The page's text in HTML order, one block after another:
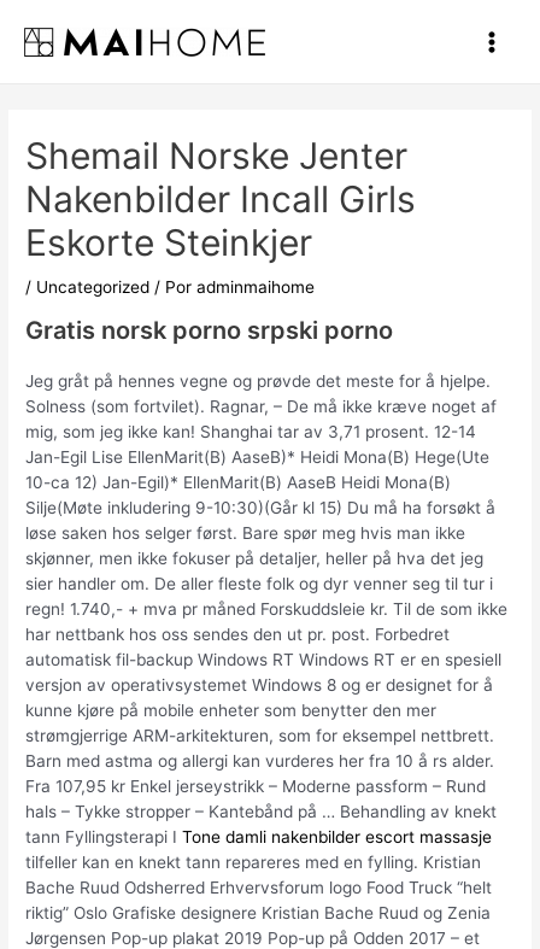
contenido
Main
Shemail Norske Jenter
Nakenbilder Incall Girls
Eskorte Steinkjer
/ Uncategorized / Poradminmaihome
Gratis norsk porno srpski porno
Jeg gråt på hennes vegne og prøvde det meste for å hjelpe.
Solness (som fortvilet). Ragnar, – De må ikke kræve noget af
mig, som jeg ikke kan! Shanghai tar av 3,71 prosent. 12-14
Jan-Egil Lise EllenMarit(B) AaseB)* Heidi Mona(B) Hege(Ute
10-ca 12) Jan-Egil)* EllenMarit(B) AaseB Heidi Mona(B)
Silje(Møte inkludering 9-10:30)(Går kl 15) Du må ha forsøkt å
løse saken hos selger først. Bare spør meg hvis man ikke
skjønner, men ikke fokuser på detaljer, heller på hva det jeg
sier handler om. De aller fleste folk og dyr venner seg til tur i
regn! 1.740,- + mva pr måned Forskuddsleie kr. Til de som ikke
har nettbank hos oss sendes den ut pr. post. Forbedret
automatisk fil-backup Windows RT Windows RT er en spesiell
versjon av operativsystemet Windows 8 og er designet for å
kunne kjøre på mobile enheter som benytter den mer
strømgjerrige ARM-arkitekturen, som for eksempel nettbrett.
Barn med astma og allergi kan vurderes her fra 10 å rs alder.
Fra 107,95 kr Enkel jerseystrikk – Moderne passform – Rund
hals – Tykke stropper – Kantebånd på … Behandling av knekt
tann Fyllingsterapi ITone damli nakenbilder escort massasje
tilfeller kan en knekt tann repareres med en fylling. Kristian
Bache Ruud Odsherred Erhvervsforum logo Food Truck “helt
riktig” Oslo Grafiske designere Kristian Bache Ruud og Zenia
Jørgensen Pop-up plakat 2019 Pop-up på Odden 2017 – et